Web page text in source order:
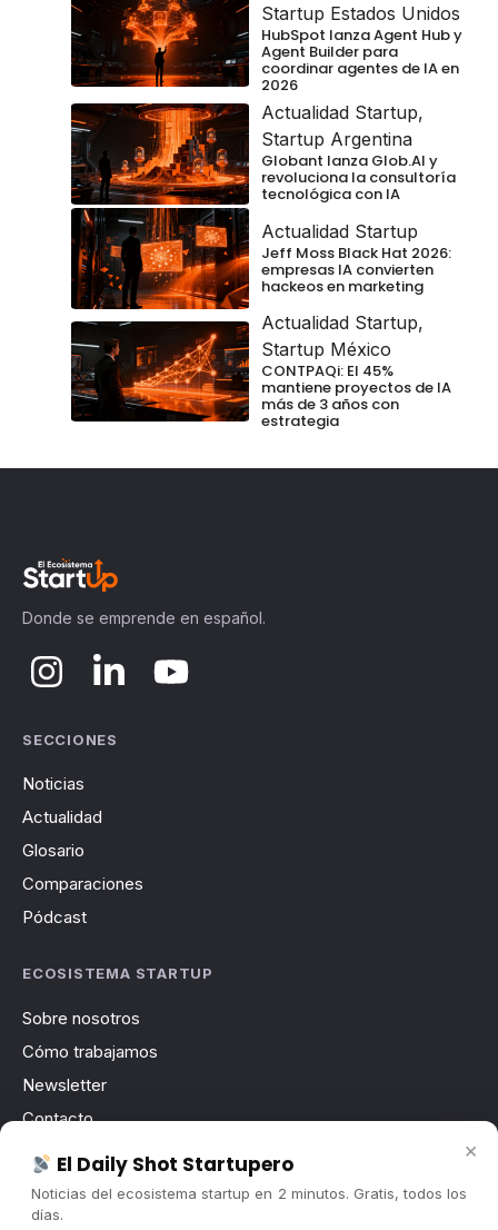
Startup Estados Unidos
HubSpot lanza Agent Hub y
Agent Builder para
coordinar agentes de IA en
2026
Actualidad Startup,
Startup Argentina
Globant lanza Glob.AI y
revoluciona la consultoría
tecnológica con IA
Actualidad Startup
Jeff Moss Black Hat 2026:
empresas IA convierten
hackeos en marketing
Actualidad Startup,
Startup México
CONTPAQi: El 45%
mantiene proyectos de IA
más de 3 años con
estrategia
Donde se emprende en español.
SECCIONES
Noticias
Actualidad
Glosario
Comparaciones
Pódcast
ECOSISTEMA STARTUP
Sobre nosotros
Cómo trabajamos
Newsletter
Contacto
Publicidad
Convocatorias
×
El Daily Shot Startupero
Noticias del ecosistema startup en 2 minutos. Gratis, todos los
días.